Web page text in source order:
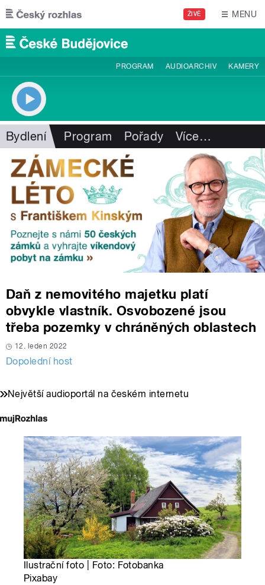
Přejít k hlavnímu obsahu
ŽIVĚ MENU
PROGRAM AUDIOARCHIV KAMERY
Bydlení Program Pořady Více…
Daň z nemovitého majetku platí
obvykle vlastník. Osvobozené jsou
třeba pozemky v chráněných oblastech
12. leden 2022
Dopolední host
Největší audioportál na českém internetu
Ilustrační foto | Foto: Fotobanka
Pixabay